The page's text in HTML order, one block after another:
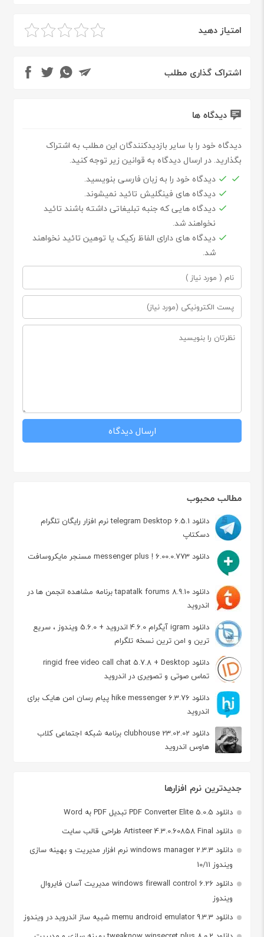
مطالب محبوب
دانلود telegram Desktop 6.5.1 نرم افزار رایگان تلگرام
دسکتاپ
دانلود messenger plus ! 6.00.0.773 مسنجر مایکروسافت
دانلود tapatalk forums 8.9.10 برنامه مشاهده انجمن ها در
اندروید
دانلود igram آیگرام 4.6.0 اندروید + 5.6.0 ویندوز ، سریع
ترین و امن ترین نسخه تلگرام
دانلود ringid free video call chat 5.7.8 + Desktop
تماس صوتی و تصویری در اندروید
دانلود hike messenger 6.3.76 پیام‌ رسان‌ امن هایک برای
اندروید
دانلود clubhouse 23.02.02 برنامه شبکه اجتماعی کلاب
هاوس اندروید
جدیدترین نرم افزارها
دانلود PDF Converter Elite 5.0.5 تبدیل PDF به Word
دانلود Artisteer 4.3.0.60858 Final طراحی قالب سایت
دانلود windows manager 2.3.3 نرم افزار مدیریت و بهینه سازی
ویندوز 10/11
دانلود windows firewall control 6.26 مدیریت آسان فایروال
ویندوز
دانلود memu android emulator 9.3.3 شبیه ساز اندروید در ویندوز
امتیاز دهید
اشتراک گذاری مطلب
دیدگاه ها
دیدگاه خود را با سایر بازدیدکنندگان این مطلب به اشتراک
بگذارید. در ارسال دیدگاه به قوانین زیر توجه کنید.
دیدگاه خود را به زبان فارسی بنویسید.
دیدگاه های فینگلیش تائید نمیشوند.
دیدگاه هایی که جنبه تبلیغاتی داشته باشند تائید
نخواهند شد.
دیدگاه های دارای الفاظ رکیک یا توهین تائید نخواهند
شد.